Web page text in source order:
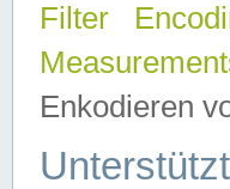
Filter
Enkodieren